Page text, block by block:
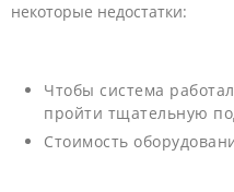
некоторые недостатки:
Чтобы система
пройти тщательную
Стоимость